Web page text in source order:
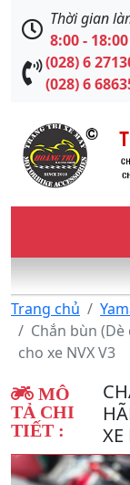
Thời gian
8:00 - 18:00
(028) 6
(028) 6
Trang chủ
Chắn bùn
cho xe NVX V3
MÔ
TẢ CHI
TIẾT :
XE